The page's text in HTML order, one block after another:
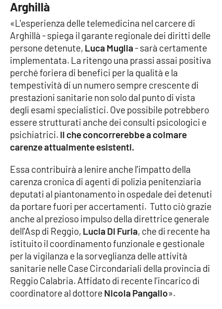
Lacplay.it
Lactv.it
Laconair.it
Lacitymag.it
Lacapitalenews.it
Ilreggino.it
Cosenzachannel.it
Ilvibonese.it
Catanzarochannel.it
APP
Android
Apple
Arghillà
«L'esperienza delle telemedicina nel carcere di
Arghillà - spiega il garante regionale dei diritti delle
persone detenute, Luca Muglia- sarà certamente
implementata. La ritengo una prassi assai positiva
perché foriera di benefici per la qualità e la
tempestività di un numero sempre crescente di
prestazioni sanitarie non solo dal punto di vista
degli esami specialistici. Ove possibile potrebbero
essere strutturati anche dei consulti psicologici e
psichiatrici. Il che concorrerebbe a colmare
carenze attualmente esistenti.
Essa contribuirà a lenire anche l'impatto della
carenza cronica di agenti di polizia penitenziaria
deputati al piantonamento in ospedale dei detenuti
da portare fuori per accertamenti. Tutto ciò grazie
anche al prezioso impulso della direttrice generale
dell'Asp di Reggio, Lucia Di Furia, che di recente ha
istituito il coordinamento funzionale e gestionale
per la vigilanza e la sorveglianza delle attività
sanitarie nelle Case Circondariali della provincia di
Reggio Calabria. Affidato di recente l’incarico di
coordinatore al dottore Nicola Pangallo».